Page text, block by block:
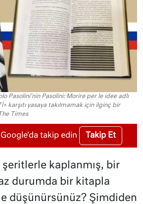
Pasolini'nin Pasolini: Morire per le idee adlı
karşıtı yasaya takılmamak için ilginç bir
Times
takip edin Takip Et
şeritlerle kaplanmış, bir
durumda bir kitapla
düşünürsünüz? Şimdiden